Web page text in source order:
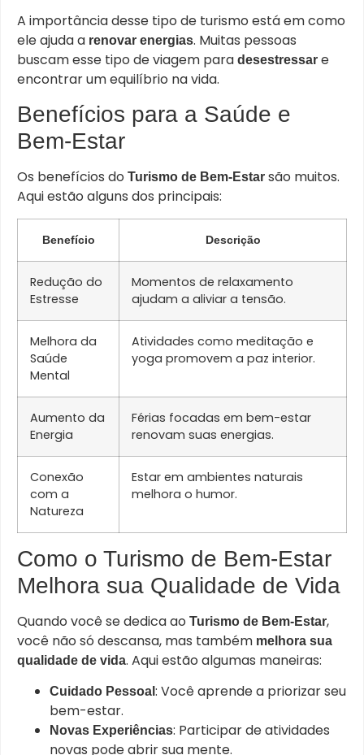
A importância desse tipo de turismo está em como
ele ajuda a renovar energias. Muitas pessoas
buscam esse tipo de viagem para desestressar e
encontrar um equilíbrio na vida.
Benefícios para a Saúde e
Bem-Estar
Os benefícios do Turismo de Bem-Estar são muitos.
Aqui estão alguns dos principais:
Benefício Descrição
Redução do
Estresse
Momentos de relaxamento
ajudam a aliviar a tensão.
Melhora da
Saúde
Mental
Atividades como meditação e
yoga promovem a paz interior.
Aumento da
Energia
Férias focadas em bem-estar
renovam suas energias.
Conexão
com a
Natureza
Estar em ambientes naturais
melhora o humor.
Como o Turismo de Bem-Estar
Melhora sua Qualidade de Vida
Quando você se dedica ao Turismo de Bem-Estar,
você não só descansa, mas também melhora sua
qualidade de vida. Aqui estão algumas maneiras:
Cuidado Pessoal : Você aprende a priorizar seu
bem-estar.
Novas Experiências: Participar de atividades
novas pode abrir sua mente.